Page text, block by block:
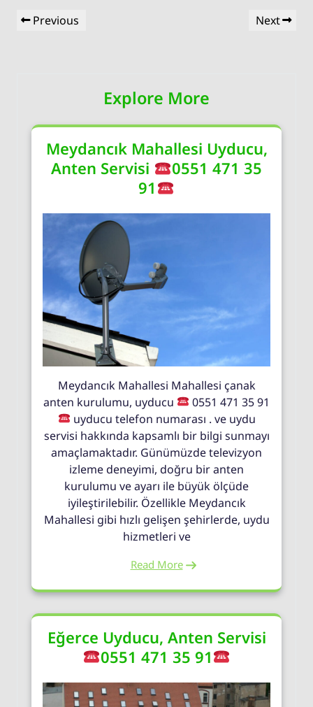
Yazı
gezinmesi
Previous
Previous
Next
Next
Explore More
Meydancık Mahallesi Uyducu,
Anten Servisi
0551 471 35
91
Meydancık Mahallesi Mahallesi çanak
anten kurulumu, uyducu
0551 471 35 91
uyducu telefon numarası . ve uydu
servisi hakkında kapsamlı bir bilgi sunmayı
amaçlamaktadır. Günümüzde televizyon
izleme deneyimi, doğru bir anten
kurulumu ve ayarı ile büyük ölçüde
iyileştirilebilir. Özellikle Meydancık
Mahallesi gibi hızlı gelişen şehirlerde, uydu
hizmetleri ve
Read More
Eğerce Uyducu, Anten Servisi
0551 471 35 91